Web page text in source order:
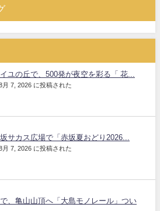
ユの丘で、500発が夜空を彩る「 花...
月 7, 2026 に投稿された
サカス広場で「赤坂夏おどり2026...
月 7, 2026 に投稿された
、亀山山頂へ「大島モノレール」つい